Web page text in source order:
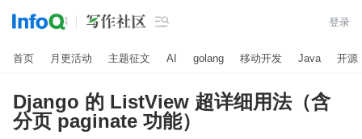
 登录
首页 月更活动 主题征文 AI golang 移动开发 Java 开源
Django 的 ListView 超详细用法（含
分页 paginate 功能）